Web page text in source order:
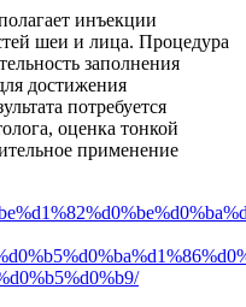
инъекции
шеи и лица. Процедура
заполнения
достижения
потребуется
оценка тонкой
применение